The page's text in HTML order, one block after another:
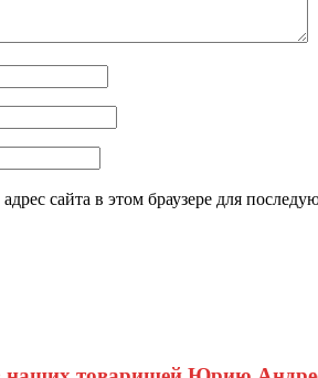
сайта в этом браузере для